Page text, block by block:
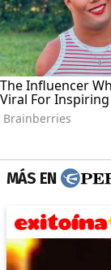
MÁS EN